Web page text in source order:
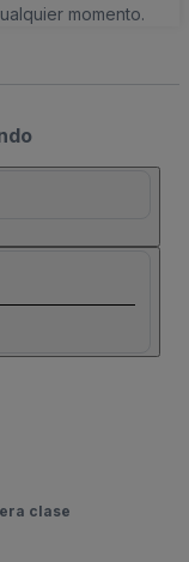
momento.
clase